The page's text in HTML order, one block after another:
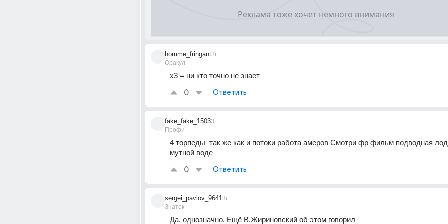
homme_fringant
Оракул
3г
х3 = ни кто точно не знает
0 Ответить
fake_fake_1503
Профи
3г
4 торпеды  так же как и потоки работа амеров Смотри фр фильм подводная
мутной воде
0 Ответить
sergei_pavlov_9641
Знаток
3г
Да, однозначно. Ещё В.Жириновский об этом говорил